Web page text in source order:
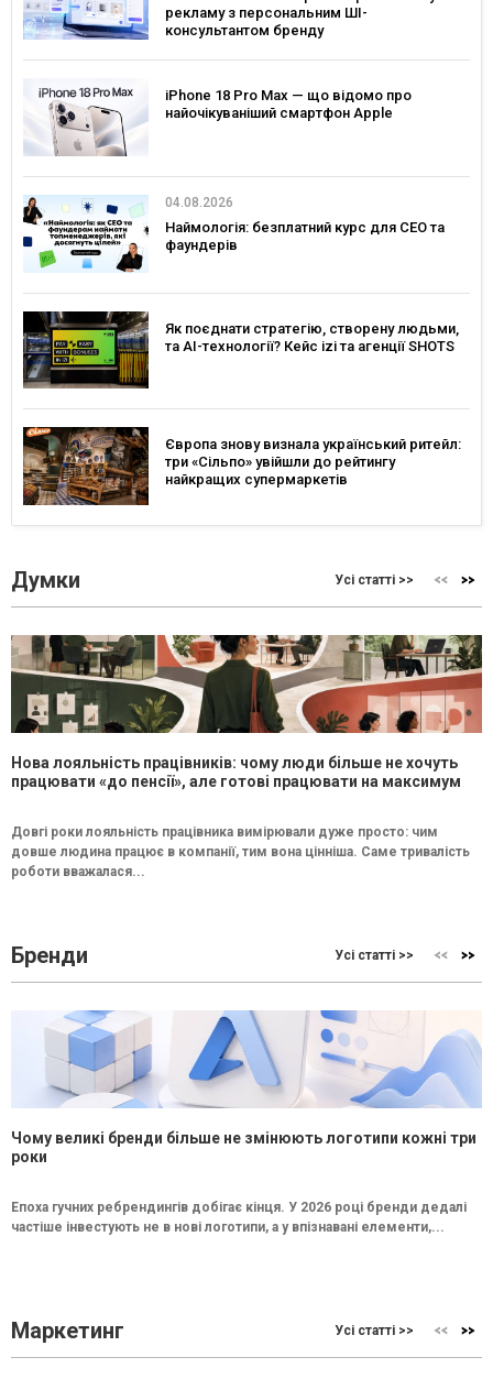
рекламу з персональним ШІ-
консультантом бренду
iPhone 18 Pro Max — що відомо про
найочікуваніший смартфон Apple
04.08.2026
Наймологія: безплатний курс для CEO та
фаундерів
Як поєднати стратегію, створену людьми,
та AI-технології? Кейс izi та агенції SHOTS
Європа знову визнала український ритейл:
три «Сільпо» увійшли до рейтингу
найкращих супермаркетів
Думки Усі статті >>
Нова лояльність працівників: чому люди більше не хочуть
працювати «до пенсії», але готові працювати на максимум
Довгі роки лояльність працівника вимірювали дуже просто: чим
довше людина працює в компанії, тим вона цінніша. Саме тривалість
роботи вважалася...
Бренди Усі статті >>
Чому великі бренди більше не змінюють логотипи кожні три
роки
Епоха гучних ребрендингів добігає кінця. У 2026 році бренди дедалі
частіше інвестують не в нові логотипи, а у впізнавані елементи,...
Маркетинг Усі статті >>